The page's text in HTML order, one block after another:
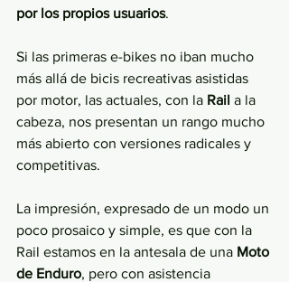
por los propios usuarios.
Si las primeras e-bikes no iban mucho
más allá de bicis recreativas asistidas
por motor, las actuales, con la Rail a la
cabeza, nos presentan un rango mucho
más abierto con versiones radicales y
competitivas.
La impresión, expresado de un modo un
poco prosaico y simple, es que con la
Rail estamos en la antesala de una Moto
de Enduro, pero con asistencia